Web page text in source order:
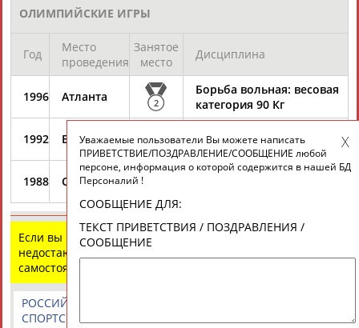
ОЛИМПИЙСКИЕ ИГРЫ
Год
Место
проведения
Занятое
место
Дисциплина
1996 Атланта 2
Борьба вольная: весовая
категория 90 Кг
1992 Барселона 1
категория 90 Кг
1988 Сеул
Борьба вольная: весовая
Если вы нашли ошибку в данных или имеете
недостающую информацию, внесите изменения
самостоятельно
РОССИЙСКИЕ
СПОРТСМЕНЫ,
Уважаемые пользователи Вы можете написать
ПРИВЕТСТВИЕ/ПОЗДРАВЛЕНИЕ/СООБЩЕНИЕ любой
персоне, информация о которой содержится в нашей БД
Персоналий !
СООБЩЕНИЕ ДЛЯ:
ТЕКСТ ПРИВЕТСТВИЯ / ПОЗДРАВЛЕНИЯ /
СООБЩЕНИЕ